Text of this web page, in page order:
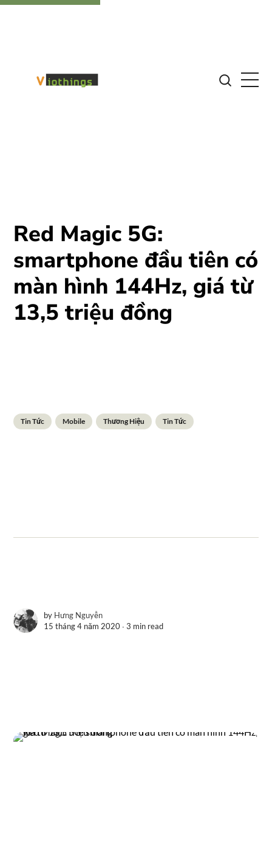
Red Magic 5G:
smartphone đầu tiên có
màn hình 144Hz, giá từ
13,5 triệu đồng
Tin Tức Mobile Thương Hiệu Tin Tức
by Hưng Nguyễn
15 tháng 4 năm 2020 ∙3 min read